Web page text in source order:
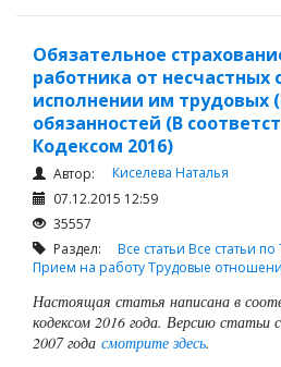
Обязательное
работника от несчастных
исполнении им трудовых
обязанностей (В
Кодексом 2016)
Автор:
Киселева Наталья
07.12.2015 12:59
35557
Раздел: Все статьи Все статьи
Прием на работуТрудовые
Настоящая статья написана в
кодексом 2016 года. Версию статьи
2007 года смотрите здесь.